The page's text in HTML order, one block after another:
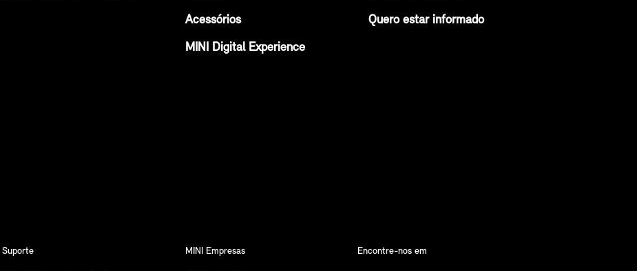
Acessórios
MINI Digital Experience
Quero estar informado
Suporte MINI Empresas Encontre-nos em